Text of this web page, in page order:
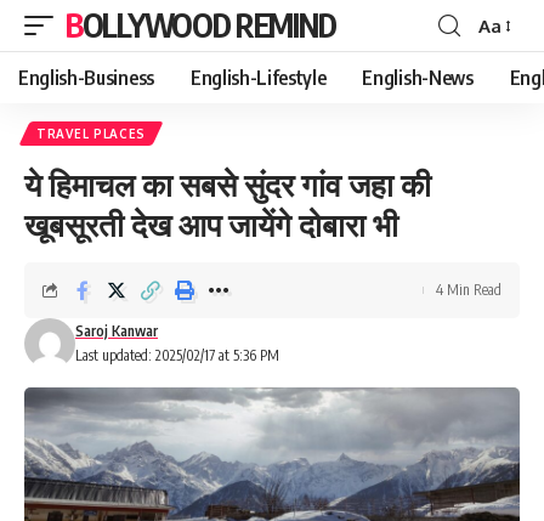
BOLLYWOOD REMIND
Font
Resizer
Aa
English-Business English-Lifestyle English-News
TRAVEL PLACES
ये हिमाचल का सबसे सुंदर गांव जहा की
खूबसूरती देख आप जायेंगे दोबारा भी
Last updated: 2025/02/17 at 5:36 PM
Saroj Kanwar
4 Min Read